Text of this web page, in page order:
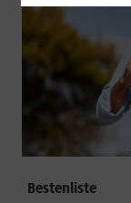
Bestenliste